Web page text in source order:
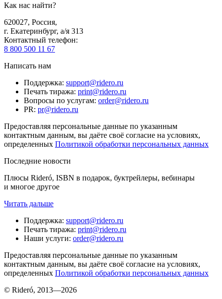
Как нас найти?
620027, Россия,
г. Екатеринбург, а/я 313
Контактный телефон:
8 800 500 11 67
Написать нам
Поддержка: support@ridero.ru
Печать тиража: print@ridero.ru
Вопросы по услугам: order@ridero.ru
PR: pr@ridero.ru
Предоставляя персональные данные по указанным
контактным данным, вы даёте своё согласие на условиях,
определенных Политикой обработки персональных данных
Последние новости
Плюсы Rideró, ISBN в подарок, буктрейлеры, вебинары
и многое другое
Читать дальше
Поддержка: support@ridero.ru
Печать тиража: print@ridero.ru
Наши услуги: order@ridero.ru
Предоставляя персональные данные по указанным
контактным данным, вы даёте своё согласие на условиях,
определенных Политикой обработки персональных данных
© Rideró, 2013—2026